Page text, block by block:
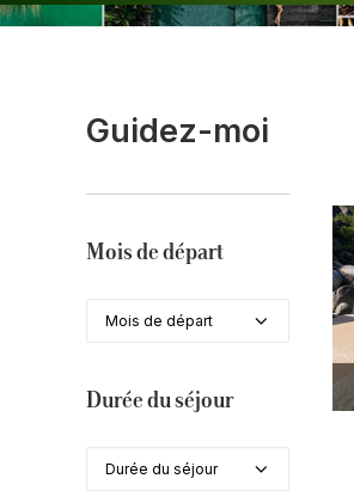
Guidez-moi
Mois de départ
Mois de départ
Durée du séjour
Durée du séjour